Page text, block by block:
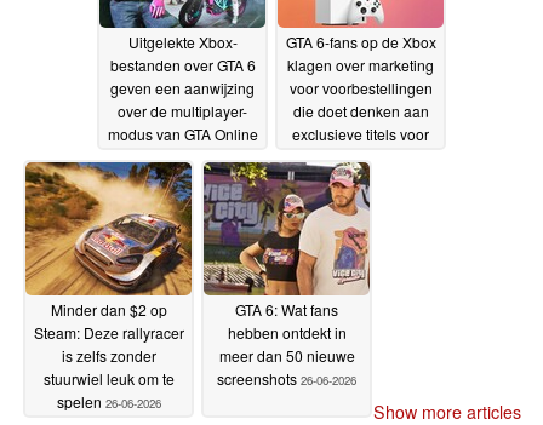
Uitgelekte Xbox-
bestanden over GTA 6
geven een aanwijzing
over de multiplayer-
modus van GTA Online
26-06-2026
GTA 6-fans op de Xbox
klagen over marketing
voor voorbestellingen
die doet denken aan
exclusieve titels voor
26-06-2026
Minder dan $2 op
Steam: Deze rallyracer
is zelfs zonder
stuurwiel leuk om te
spelen 26-06-2026
GTA 6: Wat fans
hebben ontdekt in
meer dan 50 nieuwe
screenshots 26-06-2026
Show more articles